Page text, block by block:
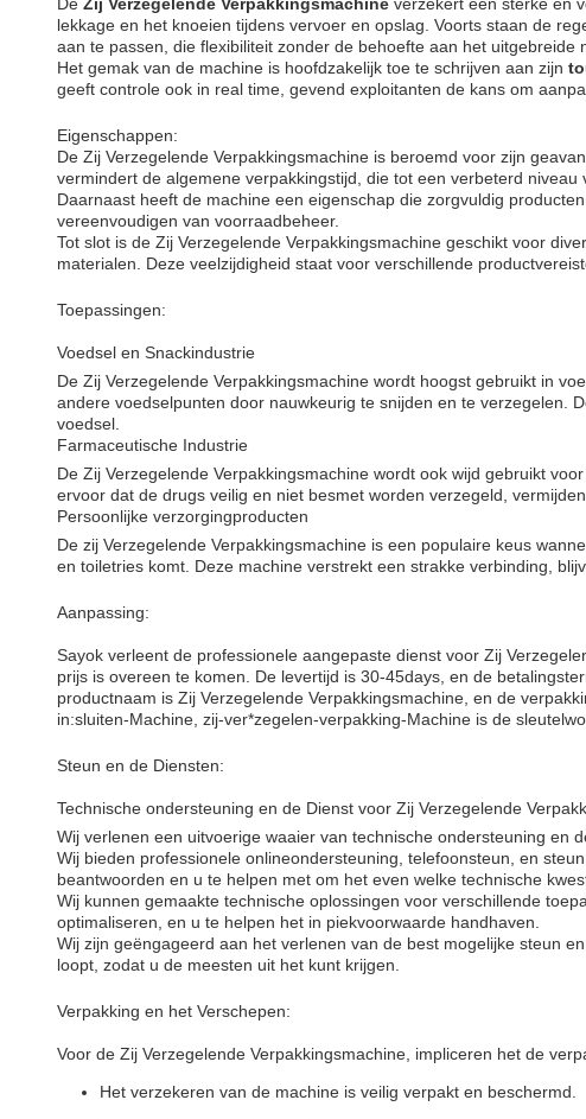
lekkage en het knoeien tijdens vervoer en opslag. Voorts staan de
aan te passen, die flexibiliteit zonder de behoefte aan het uitgebreide
Het gemak van de machine is hoofdzakelijk toe te schrijven aan zijn
geeft controle ook in real time, gevend exploitanten de kans om
Eigenschappen:
De Zij Verzegelende Verpakkingsmachine is beroemd voor zijn
vermindert de algemene verpakkingstijd, die tot een verbeterd niveau
Daarnaast heeft de machine een eigenschap die zorgvuldig
vereenvoudigen van voorraadbeheer.
Tot slot is de Zij Verzegelende Verpakkingsmachine geschikt voor
materialen. Deze veelzijdigheid staat voor verschillende
Toepassingen:
Voedsel en Snackindustrie
De Zij Verzegelende Verpakkingsmachine wordt hoogst gebruikt in
andere voedselpunten door nauwkeurig te snijden en te verzegelen.
voedsel.
Farmaceutische Industrie
De Zij Verzegelende Verpakkingsmachine wordt ook wijd gebruikt
ervoor dat de drugs veilig en niet besmet worden verzegeld,
Persoonlijke verzorgingproducten
De zij Verzegelende Verpakkingsmachine is een populaire keus
en toiletries komt. Deze machine verstrekt een strakke verbinding,
Aanpassing:
Sayok verleent de professionele aangepaste dienst voor Zij
prijs is overeen te komen. De levertijd is 30-45days, en de
productnaam is Zij Verzegelende Verpakkingsmachine, en de
in:sluiten-Machine, zij-ver*zegelen-verpakking-Machine is de
Steun en de Diensten:
Technische ondersteuning en de Dienst voor Zij Verzegelende
Wij verlenen een uitvoerige waaier van technische ondersteuning en
Wij bieden professionele onlineondersteuning, telefoonsteun, en
beantwoorden en u te helpen met om het even welke technische
Wij kunnen gemaakte technische oplossingen voor verschillende
optimaliseren, en u te helpen het in piekvoorwaarde handhaven.
Wij zijn geëngageerd aan het verlenen van de best mogelijke steun
loopt, zodat u de meesten uit het kunt krijgen.
Verpakking en het Verschepen:
Voor de Zij Verzegelende Verpakkingsmachine, impliceren het de
Het verzekeren van de machine is veilig verpakt en beschermd.